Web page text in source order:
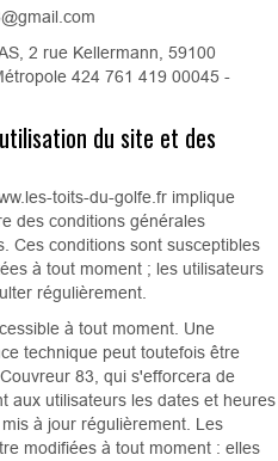
2 rue Kellermann, 59100
424 761 419 00045 -
du site et des
toits-du-golfe.fr implique
des conditions générales
Ces conditions sont susceptibles
à tout moment ; les utilisateurs
régulièrement.
à tout moment. Une
technique peut toutefois être
83, qui s'efforcera de
aux utilisateurs les dates et heures
à jour régulièrement. Les
modifiées à tout moment : elles